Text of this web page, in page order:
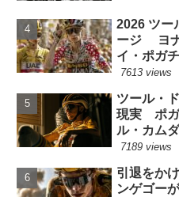
2026 ツー
ージ ヨナ
イ・ポガ
7613 views
ツール・
現実 ポガ
ル・カム
7189 views
引退をか
ンゲゴー